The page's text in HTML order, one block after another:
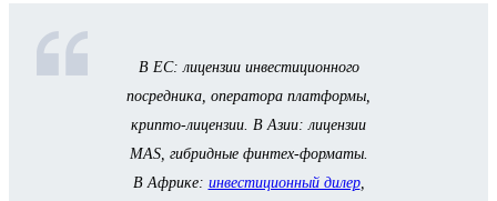
В ЕС: лицензии инвестиционного
посредника, оператора платформы,
крипто-лицензии. В Азии: лицензии
MAS, гибридные финтех-форматы.
В Африке: инвестиционный дилер,